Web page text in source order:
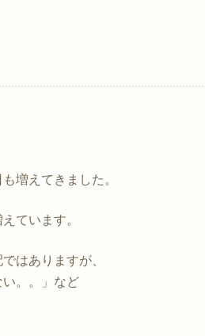
増えてきました。
ています。
はありますが、
。。」など